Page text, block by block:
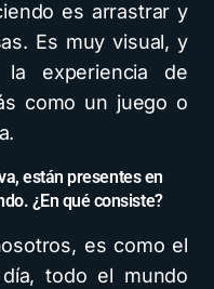
es arrastrar y
Es muy visual, y
la experiencia de
como un juego o
están presentes en
¿En qué consiste?
es como el
todo el mundo